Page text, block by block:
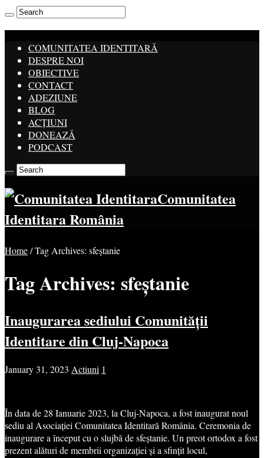
COMUNITATEA IDENTITARĂ
DESPRE NOI
OBIECTIVE
CONTACT
ADEZIUNE
BLOG
ACȚIUNI
DONEAZĂ
PODCAST
Comunitatea
Identitara România
Home/Tag Archives: sfeștanie
Tag Archives: sfeștanie
Inaugurarea sediului Comunității
Identitare din Cluj-Napoca
January 31, 2023 Actiuni 1
În data de 28 Ianuarie 2023, la Cluj-Napoca, a fost inaugurat noul
sediu al Asociației Comunitatea Identitară România. Ceremonia de
inaugurare a început cu o slujbă de sfeștanie. Un preot ortodox a fost
prezent alături de membrii organizației și a sfințit locul,